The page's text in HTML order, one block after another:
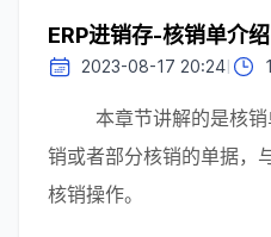
ERP进销存-核销单介绍
2023-08-17 20:24I
销或者部分核销的单据，
核销操作。